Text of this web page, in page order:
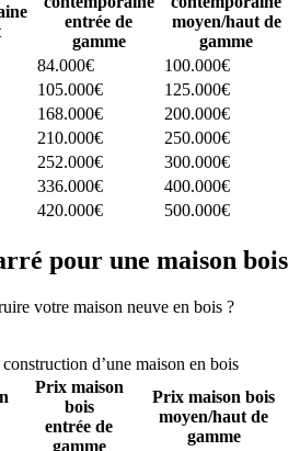
entrée de
gamme
moyen/haut de
gamme
84.000€
100.000€
105.000€
125.000€
168.000€
200.000€
210.000€
250.000€
252.000€
300.000€
336.000€
400.000€
420.000€ 500.000€
pour une maison bois
votre maison neuve en bois ?
d’une maison en bois
Prix maison
bois
entrée de
gamme
Prix maison bois
moyen/haut de
gamme